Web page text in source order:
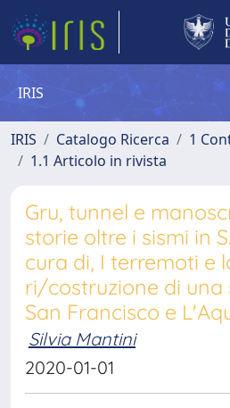
IRIS
IRIS Catalogo Ricerca
1
1.1 Articolo in rivista
Gru, tunnel e
storie oltre i sismi in
cura di, I terremoti e
ri/costruzione di una
San Francisco e
Silvia Mantini
2020-01-01